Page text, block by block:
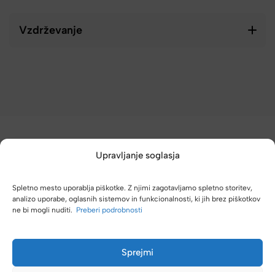
Upravljanje soglasja
Spletno mesto uporablja piškotke. Z njimi zagotavljamo spletno storitev,
analizo uporabe, oglasnih sistemov in funkcionalnosti, ki jih brez piškotkov
ne bi mogli nuditi. Preberi podrobnosti
Sprejmi
Vzdrževanje
(4,8/5)
Kupci nas hvalijo zaradi hitre dostave, poštenih cen in velike